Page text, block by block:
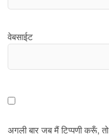
वेबसाईट
अगली बार जब मैं टिप्पणी करूँ,